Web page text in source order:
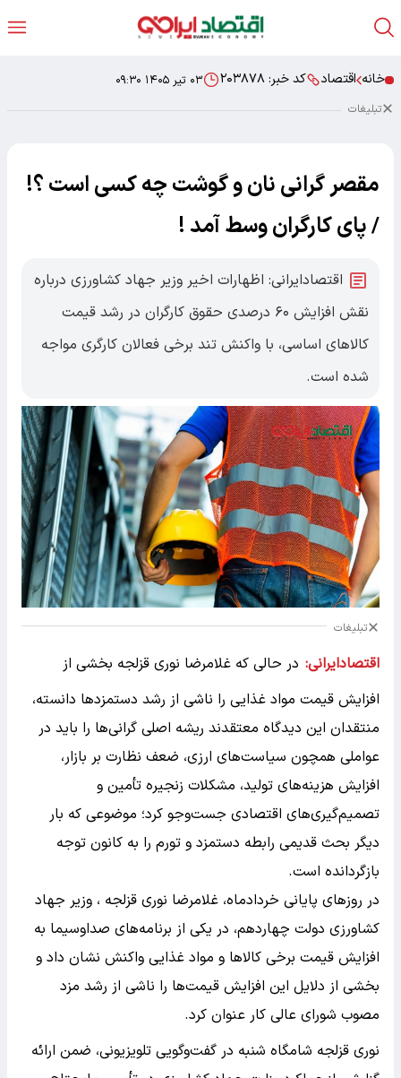
خانه اقتصاد کد خبر: ۲۰۳۸۷۸ ۰۳ تیر ۱۴۰۵ ۰۹:۳۰
تبلیغات
مقصر گرانی نان و گوشت چه کسی است ؟!
/ پای کارگران وسط آمد !
اقتصادایرانی: اظهارات اخیر وزیر جهاد کشاورزی درباره
نقش افزایش ۶۰ درصدی حقوق کارگران در رشد قیمت
کالاهای اساسی، با واکنش تند برخی فعالان کارگری مواجه
شده است.
تبلیغات
اقتصادایرانی: در حالی که غلامرضا نوری قزلجه بخشی از
افزایش قیمت مواد غذایی را ناشی از رشد دستمزدها دانسته،
منتقدان این دیدگاه معتقدند ریشه اصلی گرانی‌ها را باید در
عواملی همچون سیاست‌های ارزی، ضعف نظارت بر بازار،
افزایش هزینه‌های تولید، مشکلات زنجیره تأمین و
تصمیم‌گیری‌های اقتصادی جست‌وجو کرد؛ موضوعی که بار
دیگر بحث قدیمی رابطه دستمزد و تورم را به کانون توجه
بازگردانده است.
در روزهای پایانی خردادماه، غلامرضا نوری قزلجه ، وزیر جهاد
کشاورزی دولت چهاردهم، در یکی از برنامه‌های صداوسیما به
افزایش قیمت برخی کالاها و مواد غذایی واکنش نشان داد و
بخشی از دلایل این افزایش قیمت‌ها را ناشی از رشد مزد
مصوب شورای عالی کار عنوان کرد.
نوری قزلجه شامگاه شنبه در گفت‌وگویی تلویزیونی، ضمن ارائه